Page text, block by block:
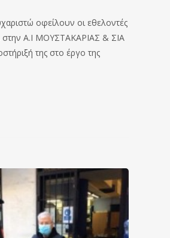
οφείλουν οι εθελοντές
Α.Ι ΜΟΥΣΤΑΚΑΡΙΑΣ & ΣΙΑ
της στο έργο της